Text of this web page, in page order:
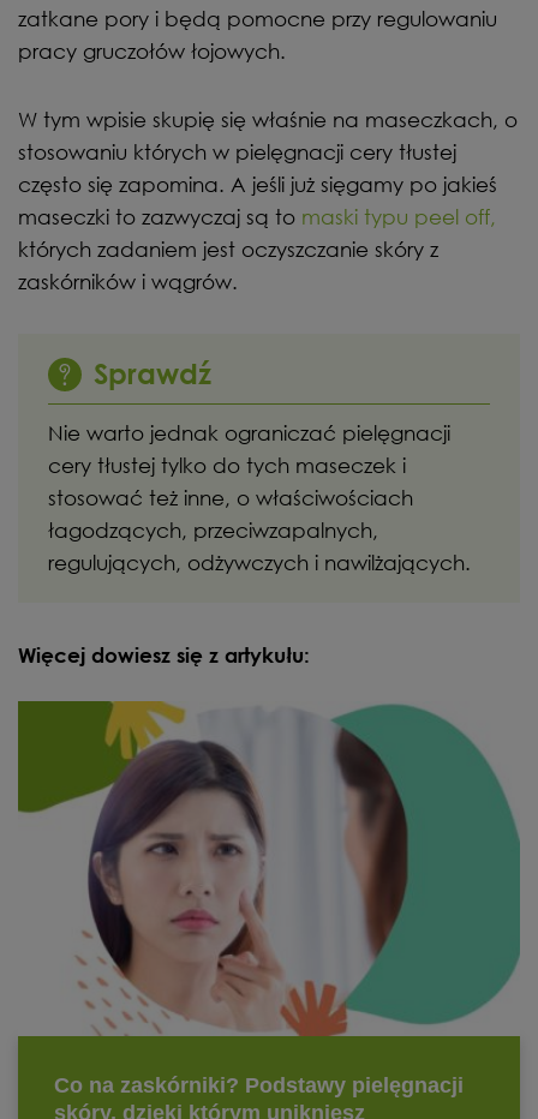
zatkane pory i będą pomocne przy regulowaniu
pracy gruczołów łojowych.
W tym wpisie skupię się właśnie na maseczkach, o
stosowaniu których w pielęgnacji cery tłustej
często się zapomina. A jeśli już sięgamy po jakieś
maseczki to zazwyczaj są to maski typu peel off,
których zadaniem jest oczyszczanie skóry z
zaskórników i wągrów.
Sprawdź
Nie warto jednak ograniczać pielęgnacji
cery tłustej tylko do tych maseczek i
stosować też inne, o właściwościach
łagodzących, przeciwzapalnych,
regulujących, odżywczych i nawilżających.
Więcej dowiesz się z artykułu: